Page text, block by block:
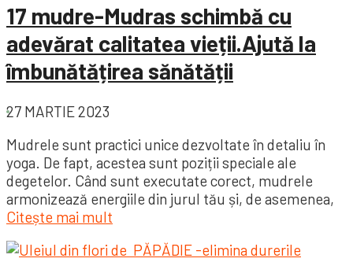
17 mudre-Mudras schimbă cu
adevărat calitatea vieții.Ajută la
îmbunătățirea sănătății
27 MARTIE 2023
Mudrele sunt practici unice dezvoltate în detaliu în
yoga. De fapt, acestea sunt poziții speciale ale
degetelor. Când sunt executate corect, mudrele
armonizează energiile din jurul tău și, de asemenea,
Citește mai mult